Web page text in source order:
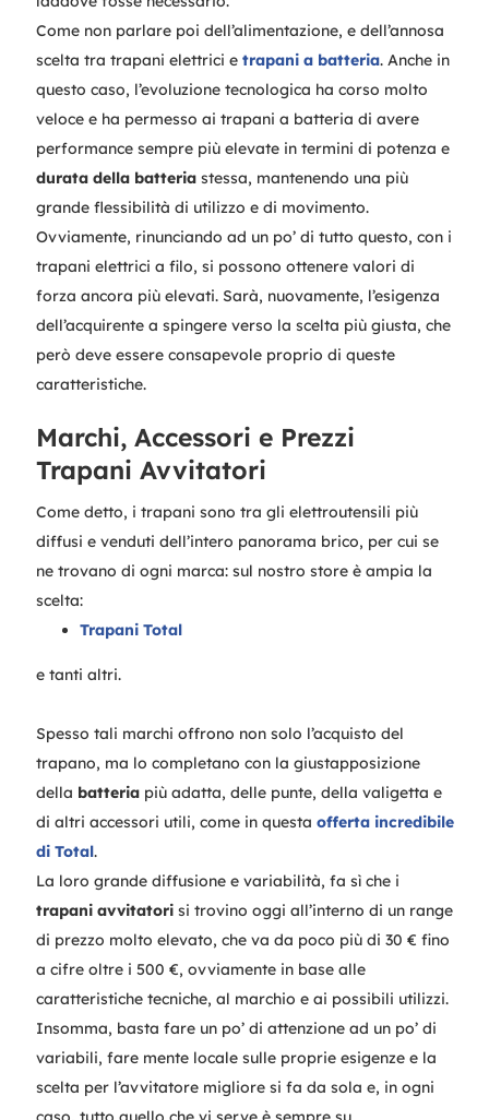
Come non parlare poi dell’alimentazione, e dell’annosa
scelta tra trapani elettrici e trapani a batteria. Anche in
questo caso, l’evoluzione tecnologica ha corso molto
veloce e ha permesso ai trapani a batteria di avere
performance sempre più elevate in termini di potenza e
durata della batteria stessa, mantenendo una più
grande flessibilità di utilizzo e di movimento.
Ovviamente, rinunciando ad un po’ di tutto questo, con i
trapani elettrici a filo, si possono ottenere valori di
forza ancora più elevati. Sarà, nuovamente, l’esigenza
dell’acquirente a spingere verso la scelta più giusta, che
però deve essere consapevole proprio di queste
caratteristiche.
Marchi, Accessori e Prezzi
Trapani Avvitatori
Come detto, i trapani sono tra gli elettroutensili più
diffusi e venduti dell’intero panorama brico, per cui se
ne trovano di ogni marca: sul nostro store è ampia la
scelta:
Trapani Total
e tanti altri.
Spesso tali marchi offrono non solo l’acquisto del
trapano, ma lo completano con la giustapposizione
della batteria più adatta, delle punte, della valigetta e
di altri accessori utili, come in questa offerta incredibile
di Total.
La loro grande diffusione e variabilità, fa sì che i
trapani avvitatori si trovino oggi all’interno di un range
di prezzo molto elevato, che va da poco più di 30 € fino
a cifre oltre i 500 €, ovviamente in base alle
caratteristiche tecniche, al marchio e ai possibili utilizzi.
Insomma, basta fare un po’ di attenzione ad un po’ di
variabili, fare mente locale sulle proprie esigenze e la
scelta per l’avvitatore migliore si fa da sola e, in ogni